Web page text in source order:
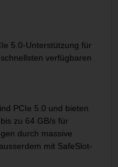
5.0-Unterstützung für
verfügbaren
PCIe 5.0 und bieten
zu 64 GB/s für
durch massive
mit SafeSlot-